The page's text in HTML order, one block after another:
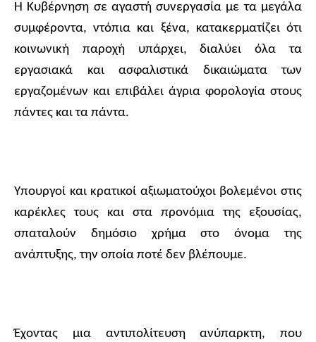
Η Κυβέρνηση σε αγαστή συνεργασία με τα μεγάλα
συμφέροντα, ντόπια και ξένα, κατακερματίζει ότι
κοινωνική παροχή υπάρχει, διαλύει όλα τα
εργασιακά και ασφαλιστικά δικαιώματα των
εργαζομένων και επιβάλει άγρια φορολογία στους
πάντες και τα πάντα.
Υπουργοί και κρατικοί αξιωματούχοι βολεμένοι στις
καρέκλες τους και στα προνόμια της εξουσίας,
σπαταλούν δημόσιο χρήμα στο όνομα της
ανάπτυξης, την οποία ποτέ δεν βλέπουμε.
Έχοντας μια αντιπολίτευση ανύπαρκτη, που